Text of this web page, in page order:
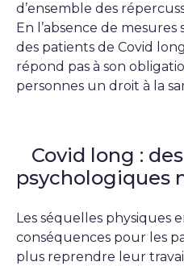
d’ensemble des
En l’absence de
des patients de Covid
répond pas à son
personnes un droit à la
Covid long :
psychologiques
Les séquelles physiques
conséquences pour les
plus reprendre leur